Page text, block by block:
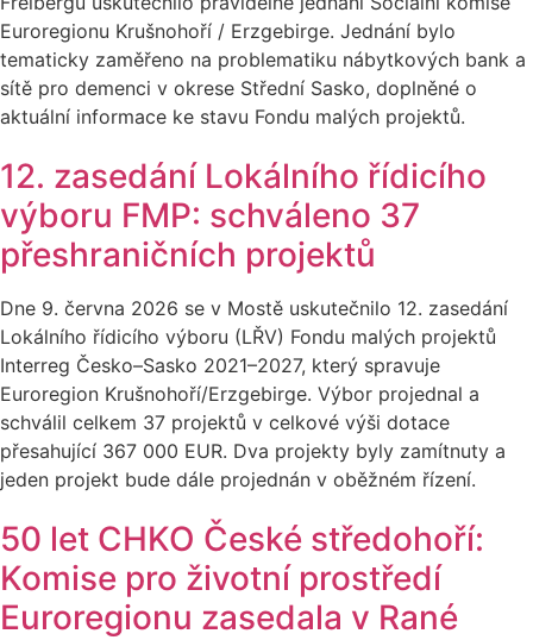
Euroregionu Krušnohoří / Erzgebirge. Jednání bylo
tematicky zaměřeno na problematiku nábytkových bank a
sítě pro demenci v okrese Střední Sasko, doplněné o
aktuální informace ke stavu Fondu malých projektů.
12. zasedání Lokálního řídicího
výboru FMP: schváleno 37
přeshraničních projektů
Dne 9. června 2026 se v Mostě uskutečnilo 12. zasedání
Lokálního řídicího výboru (LŘV) Fondu malých projektů
Interreg Česko–Sasko 2021–2027, který spravuje
Euroregion Krušnohoří/Erzgebirge. Výbor projednal a
schválil celkem 37 projektů v celkové výši dotace
přesahující 367 000 EUR. Dva projekty byly zamítnuty a
jeden projekt bude dále projednán v oběžném řízení.
50 let CHKO České středohoří:
Komise pro životní prostředí
Euroregionu zasedala v Rané